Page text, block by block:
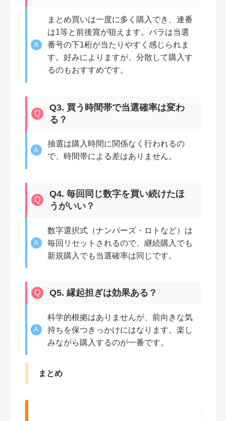
まとめ買いは一度に多く購入でき、連番
は1等と前後賞が狙えます。バラは当選
番号の下1桁が当たりやすく感じられま
す。好みによりますが、分散して購入す
るのもおすすめです。
Q3. 買う時間帯で当選確率は変わ
る？
抽選は購入時間に関係なく行われるの
で、時間帯による差はありません。
Q4. 毎回同じ数字を買い続けたほ
うがいい？
数字選択式（ナンバーズ・ロトなど）は
毎回リセットされるので、継続購入でも
新規購入でも当選確率は同じです。
Q5. 縁起担ぎは効果ある？
科学的根拠はありませんが、前向きな気
持ちを保つきっかけにはなります。楽し
みながら購入するのが一番です。
まとめ